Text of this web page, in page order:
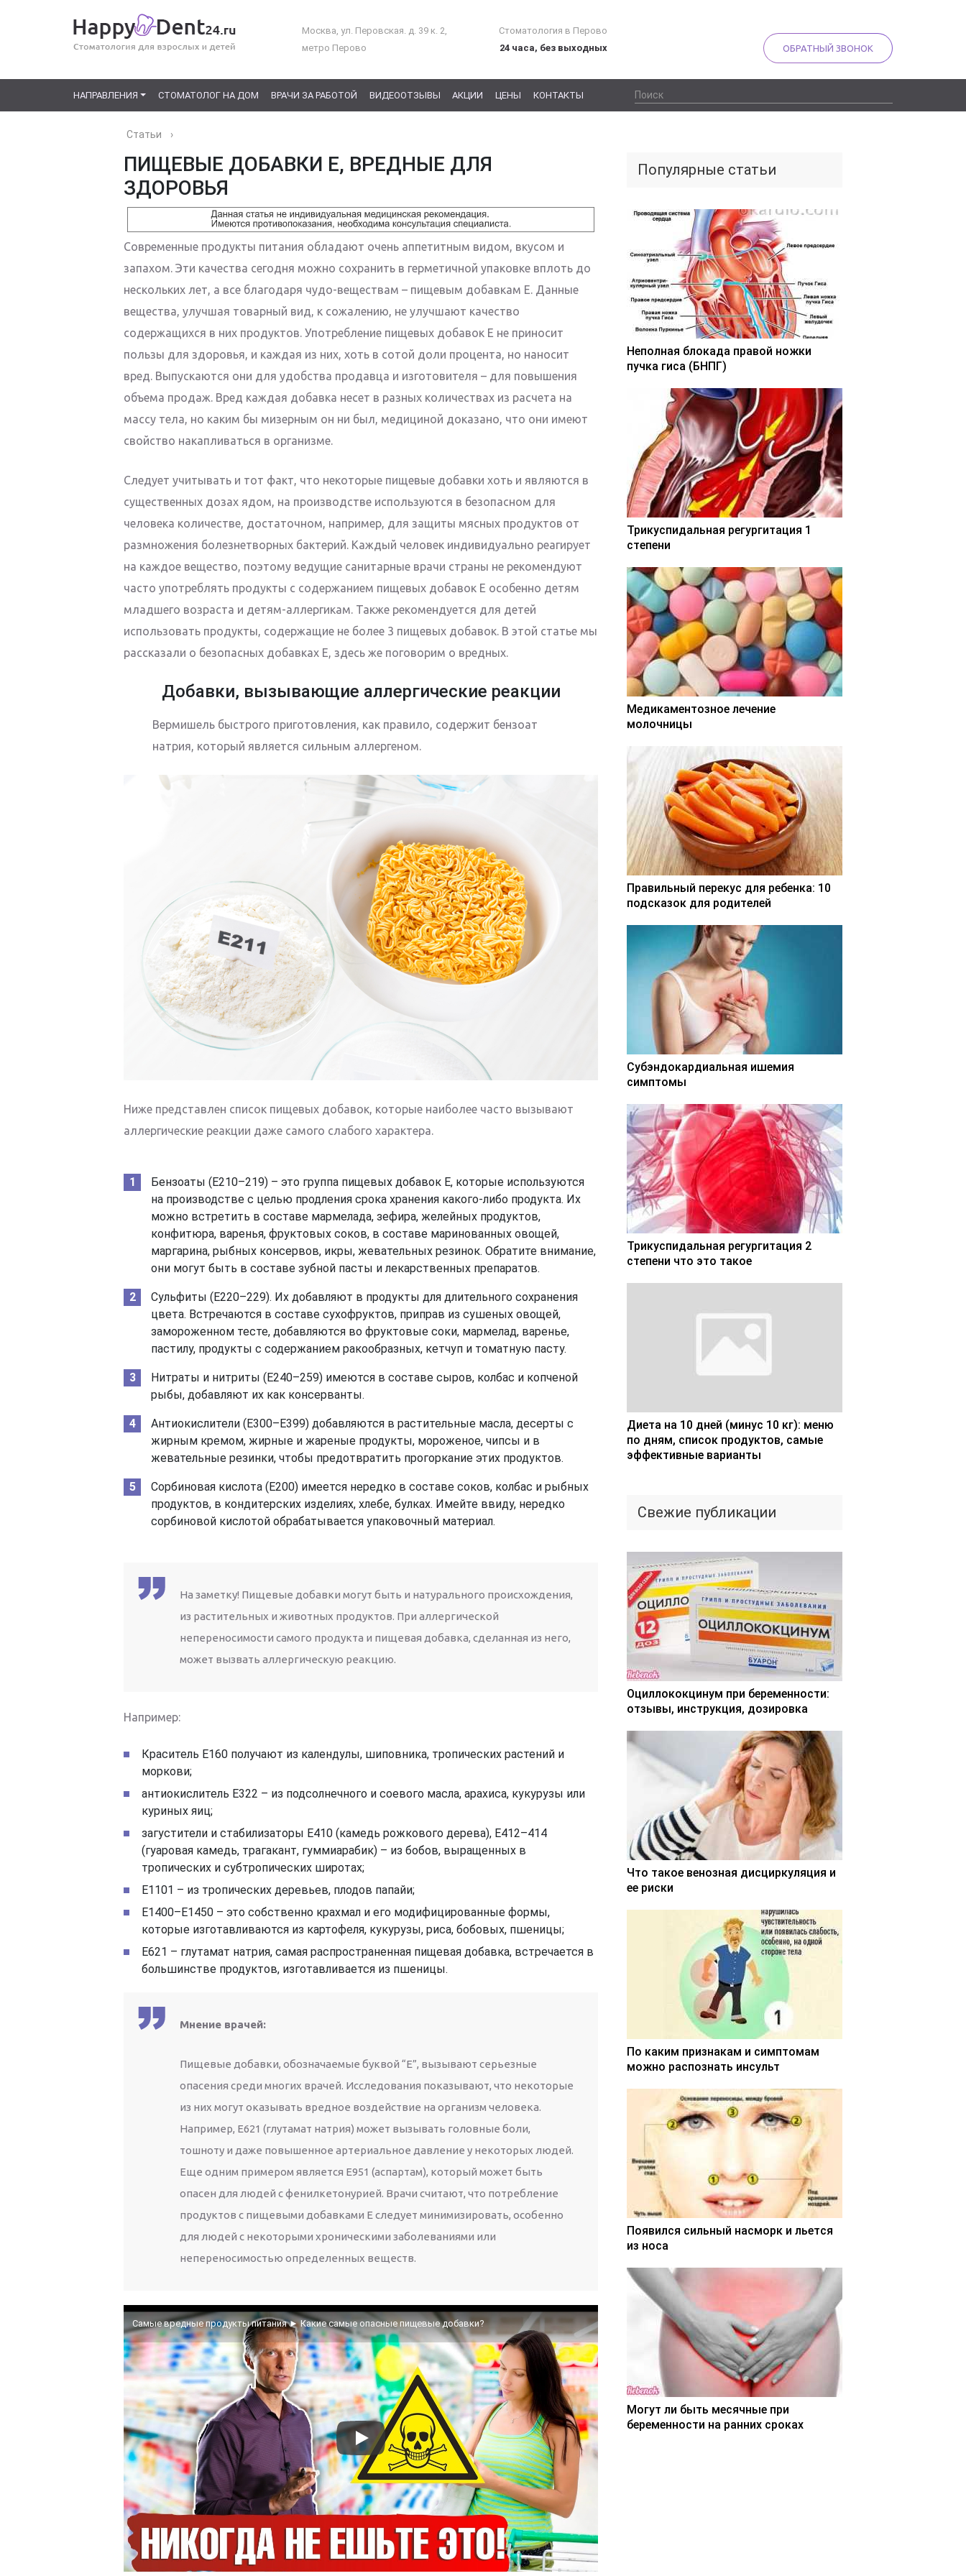
Москва, ул. Перовская. д. 39 к. 2,
метро Перово
Стоматология в Перово
24 часа, без выходных
ОБРАТНЫЙ ЗВОНОК
НАПРАВЛЕНИЯ СТОМАТОЛОГ НА ДОМ ВРАЧИ ЗА РАБОТОЙ ВИДЕООТЗЫВЫ АКЦИИ ЦЕНЫ КОНТАКТЫ
Статьи ›
ПИЩЕВЫЕ ДОБАВКИ Е, ВРЕДНЫЕ ДЛЯ
ЗДОРОВЬЯ
Современные продукты питания обладают очень аппетитным видом, вкусом и
запахом. Эти качества сегодня можно сохранить в герметичной упаковке вплоть до
нескольких лет, а все благодаря чудо-веществам – пищевым добавкам Е. Данные
вещества, улучшая товарный вид, к сожалению, не улучшают качество
содержащихся в них продуктов. Употребление пищевых добавок Е не приносит
пользы для здоровья, и каждая из них, хоть в сотой доли процента, но наносит
вред. Выпускаются они для удобства продавца и изготовителя – для повышения
объема продаж. Вред каждая добавка несет в разных количествах из расчета на
массу тела, но каким бы мизерным он ни был, медициной доказано, что они имеют
свойство накапливаться в организме.
Следует учитывать и тот факт, что некоторые пищевые добавки хоть и являются в
существенных дозах ядом, на производстве используются в безопасном для
человека количестве, достаточном, например, для защиты мясных продуктов от
размножения болезнетворных бактерий. Каждый человек индивидуально реагирует
на каждое вещество, поэтому ведущие санитарные врачи страны не рекомендуют
часто употреблять продукты с содержанием пищевых добавок Е особенно детям
младшего возраста и детям-аллергикам. Также рекомендуется для детей
использовать продукты, содержащие не более 3 пищевых добавок. В этой статье мы
рассказали о безопасных добавках Е, здесь же поговорим о вредных.
Добавки, вызывающие аллергические реакции
Вермишель быстрого приготовления, как правило, содержит бензоат
натрия, который является сильным аллергеном.
Ниже представлен список пищевых добавок, которые наиболее часто вызывают
аллергические реакции даже самого слабого характера.
Бензоаты (Е210–219) – это группа пищевых добавок Е, которые используются
на производстве с целью продления срока хранения какого-либо продукта. Их
можно встретить в составе мармелада, зефира, желейных продуктов,
конфитюра, варенья, фруктовых соков, в составе маринованных овощей,
маргарина, рыбных консервов, икры, жевательных резинок. Обратите внимание,
они могут быть в составе зубной пасты и лекарственных препаратов.
Сульфиты (Е220–229). Их добавляют в продукты для длительного сохранения
цвета. Встречаются в составе сухофруктов, приправ из сушеных овощей,
замороженном тесте, добавляются во фруктовые соки, мармелад, варенье,
пастилу, продукты с содержанием ракообразных, кетчуп и томатную пасту.
Нитраты и нитриты (Е240–259) имеются в составе сыров, колбас и копченой
рыбы, добавляют их как консерванты.
Антиокислители (Е300–Е399) добавляются в растительные масла, десерты с
жирным кремом, жирные и жареные продукты, мороженое, чипсы и в
жевательные резинки, чтобы предотвратить прогоркание этих продуктов.
Сорбиновая кислота (Е200) имеется нередко в составе соков, колбас и рыбных
продуктов, в кондитерских изделиях, хлебе, булках. Имейте ввиду, нередко
сорбиновой кислотой обрабатывается упаковочный материал.
На заметку! Пищевые добавки могут быть и натурального происхождения,
из растительных и животных продуктов. При аллергической
непереносимости самого продукта и пищевая добавка, сделанная из него,
может вызвать аллергическую реакцию.
Например:
Краситель Е160 получают из календулы, шиповника, тропических растений и
моркови;
антиокислитель Е322 – из подсолнечного и соевого масла, арахиса, кукурузы или
куриных яиц;
загустители и стабилизаторы Е410 (камедь рожкового дерева), Е412–414
(гуаровая камедь, трагакант, гуммиарабик) – из бобов, выращенных в
тропических и субтропических широтах;
Е1101 – из тропических деревьев, плодов папайи;
Е1400–Е1450 – это собственно крахмал и его модифицированные формы,
которые изготавливаются из картофеля, кукурузы, риса, бобовых, пшеницы;
Е621 – глутамат натрия, самая распространенная пищевая добавка, встречается в
большинстве продуктов, изготавливается из пшеницы.
Мнение врачей:
Пищевые добавки, обозначаемые буквой “Е”, вызывают серьезные
опасения среди многих врачей. Исследования показывают, что некоторые
из них могут оказывать вредное воздействие на организм человека.
Например, Е621 (глутамат натрия) может вызывать головные боли,
тошноту и даже повышенное артериальное давление у некоторых людей.
Еще одним примером является Е951 (аспартам), который может быть
опасен для людей с фенилкетонурией. Врачи считают, что потребление
продуктов с пищевыми добавками Е следует минимизировать, особенно
для людей с некоторыми хроническими заболеваниями или
непереносимостью определенных веществ.
Самые вредные продукты питания ► Какие самые опасные пищевые добавки?
Популярные статьи
Неполная блокада правой ножки
пучка гиса (БНПГ)
Трикуспидальная регургитация 1
степени
Медикаментозное лечение
молочницы
Правильный перекус для ребенка: 10
подсказок для родителей
Субэндокардиальная ишемия
симптомы
Трикуспидальная регургитация 2
степени что это такое
Диета на 10 дней (минус 10 кг): меню
по дням, список продуктов, самые
эффективные варианты
Свежие публикации
Оциллококцинум при беременности:
отзывы, инструкция, дозировка
Что такое венозная дисциркуляция и
ее риски
По каким признакам и симптомам
можно распознать инсульт
Появился сильный насморк и льется
из носа
Могут ли быть месячные при
беременности на ранних сроках